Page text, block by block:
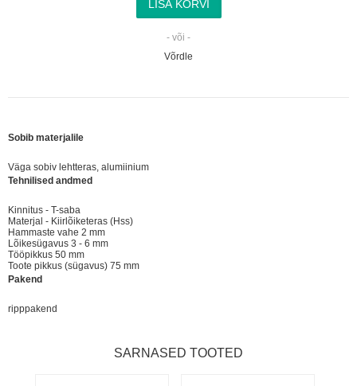
- või -
Võrdle
Sobib materjalile
Väga sobiv lehtteras, alumiinium
Tehnilised andmed
Kinnitus - T-saba
Materjal - Kiirlõiketeras (Hss)
Hammaste vahe 2 mm
Lõikesügavus 3 - 6 mm
Tööpikkus 50 mm
Toote pikkus (sügavus) 75 mm
Pakend
ripppakend
SARNASED TOOTED